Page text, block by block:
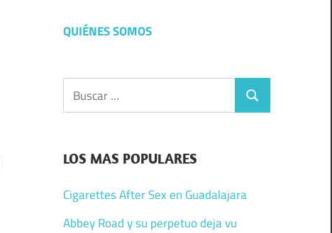
QUIÉNES SOMOS
Buscar:
Buscar
LOS MAS POPULARES
Cigarettes After Sex en Guadalajara
Abbey Road y su perpetuo deja vu